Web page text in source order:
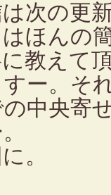
次の更
ほんの
教えて
ー。そ
中央寄
。